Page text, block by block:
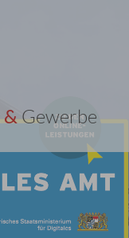
& Gewerbe